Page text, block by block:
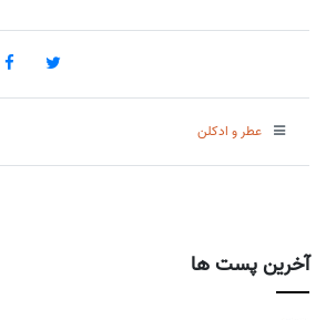
آخرین پست ها
عطر و ادکلن